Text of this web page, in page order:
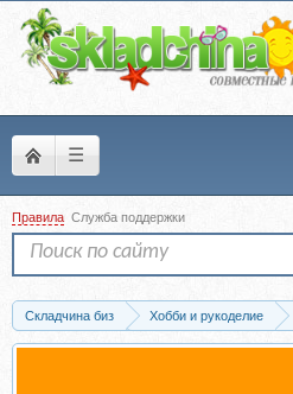
☰
Правила Служба поддержки
Складчина биз Хобби и рукоделие
Скачать Футболка Линнет (Анастасия